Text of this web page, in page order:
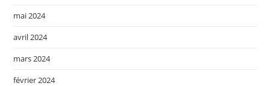
mai 2024
avril 2024
mars 2024
février 2024